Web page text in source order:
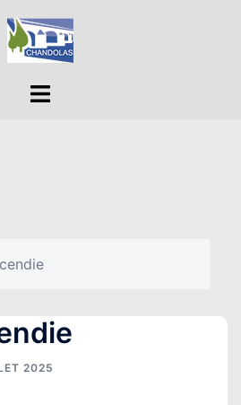
Ouvrir/fermer
2025